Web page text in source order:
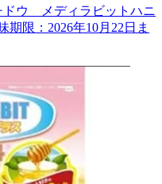
ドウ メディラビットハニ
限：2026年10月22日ま